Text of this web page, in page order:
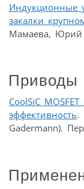
Индукционные
закалки
Мамаева,
Приводы
CoolSiC
эффективность.
Gadermann).